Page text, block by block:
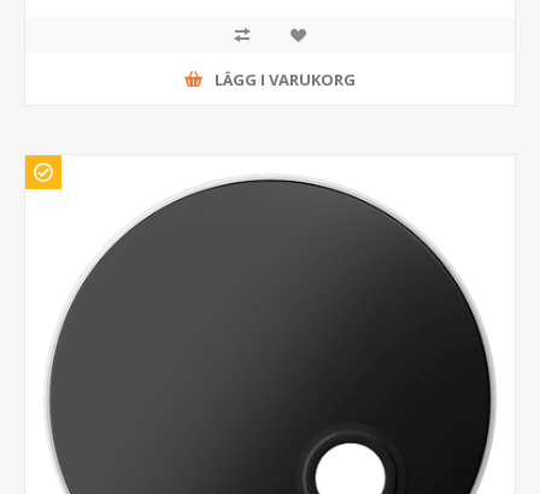
LÄGG I VARUKORG